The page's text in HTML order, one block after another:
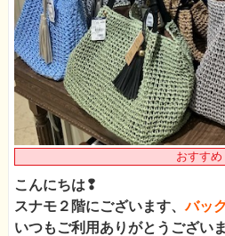
おすすめ
こんにちは❢
スナモ２階にございます、バッ
いつもご利用ありがとうござい